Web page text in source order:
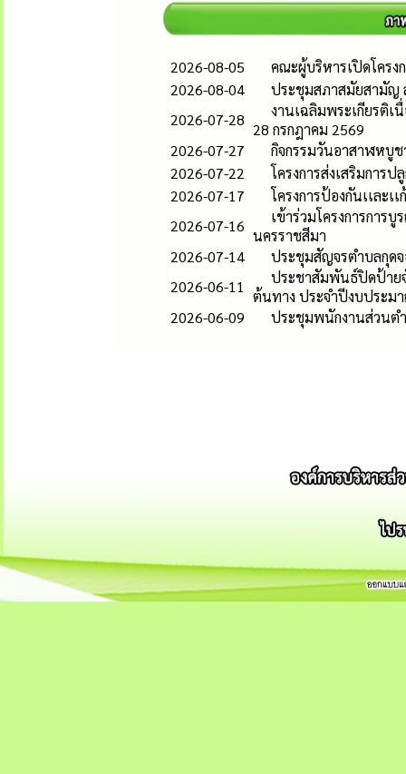
2026-08-05
คณะผู้บริหารเปิดโครง
2026-08-04
ประชุมสภาสมัยสามัญ
2026-07-28
งานเฉลิมพระเกียรติเ
28 กรกฎาคม 2569
2026-07-27
กิจกรรมวันอาสาฬหบู
2026-07-22
โครงการส่งเสริมกา
2026-07-17
โครงการป้องกันเเละ
2026-07-16
เข้าร่วมโครงการกา
นครราชสีมา
2026-07-14
ประชุมสัญจรตำบลกุด
2026-06-11
ประชาสัมพันธ์ปิดป้าย
ต้นทาง ประจำปีงบประม
2026-06-09
ประชุมพนักงานส่วนต